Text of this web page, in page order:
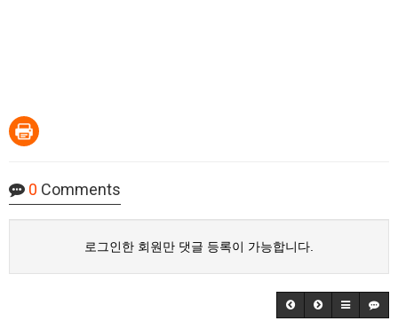
0 Comments
로그인한 회원만 댓글 등록이 가능합니다.